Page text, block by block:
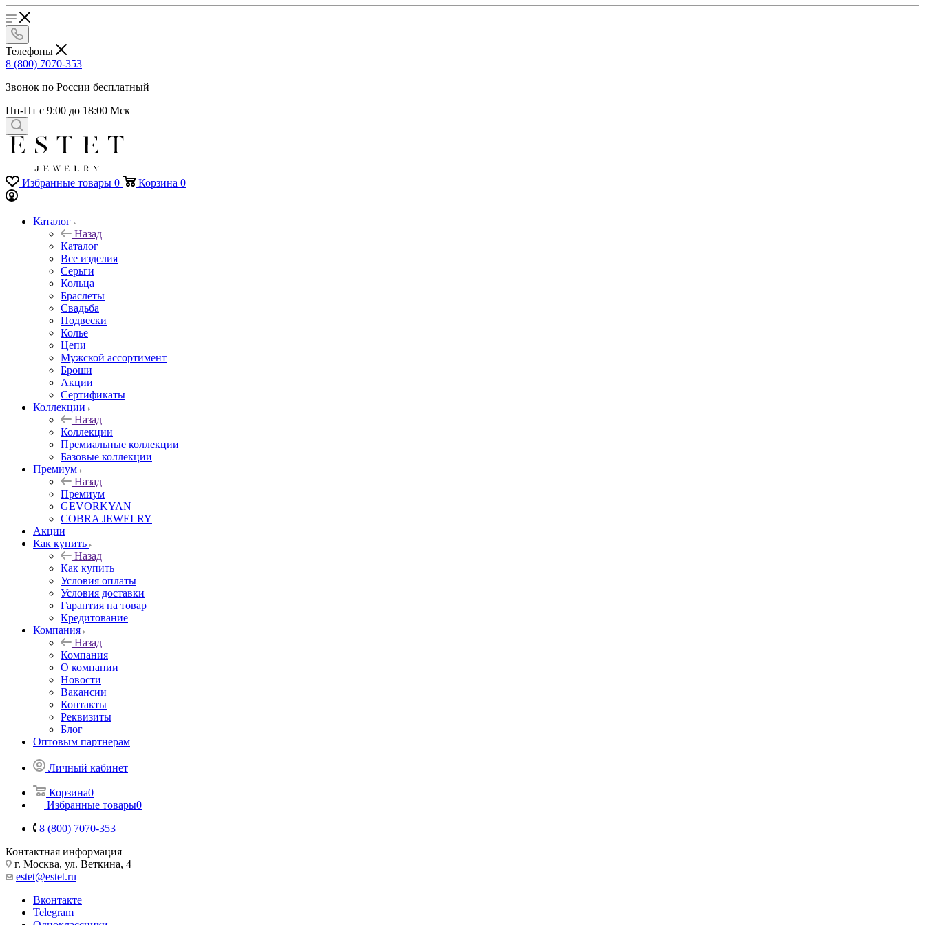
Телефоны
8 (800) 7070-353
Звонок по России бесплатный
Пн-Пт с 9:00 до 18:00 Мск
Избранные товары 0 Корзина 0
Каталог
Назад
Каталог
Все изделия
Серьги
Кольца
Браслеты
Свадьба
Подвески
Колье
Цепи
Мужской ассортимент
Броши
Акции
Сертификаты
Коллекции
Назад
Коллекции
Премиальные коллекции
Базовые коллекции
Премиум
Назад
Премиум
GEVORKYAN
COBRA JEWELRY
Акции
Как купить
Назад
Как купить
Условия оплаты
Условия доставки
Гарантия на товар
Кредитование
Компания
Назад
Компания
О компании
Новости
Вакансии
Контакты
Реквизиты
Блог
Оптовым партнерам
Личный кабинет
Корзина0
Избранные товары0
8 (800) 7070-353
Контактная информация
г. Москва, ул. Веткина, 4
estet@estet.ru
Вконтакте
Telegram